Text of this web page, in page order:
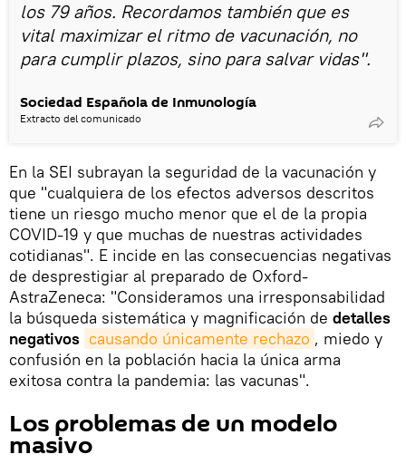
los 79 años. Recordamos también que es
vital maximizar el ritmo de vacunación, no
para cumplir plazos, sino para salvar vidas".
Sociedad Española de Inmunología
Extracto del comunicado
En la SEI subrayan la seguridad de la vacunación y
que "cualquiera de los efectos adversos descritos
tiene un riesgo mucho menor que el de la propia
COVID-19 y que muchas de nuestras actividades
cotidianas". E incide en las consecuencias negativas
de desprestigiar al preparado de Oxford-
AstraZeneca: "Consideramos una irresponsabilidad
la búsqueda sistemática y magnificación de detalles
negativos causando únicamente rechazo , miedo y
confusión en la población hacia la única arma
exitosa contra la pandemia: las vacunas".
Los problemas de un modelo
masivo